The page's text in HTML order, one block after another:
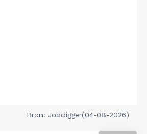
Bron: Jobdigger(04-08-2026)